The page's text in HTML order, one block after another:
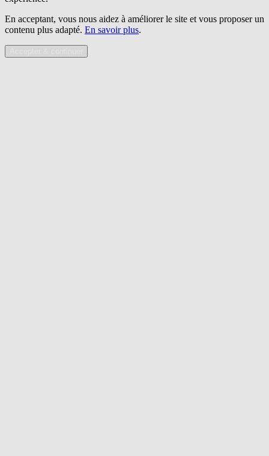
En acceptant, vous nous aidez à améliorer le site et vous proposer un
contenu plus adapté. En savoir plus.